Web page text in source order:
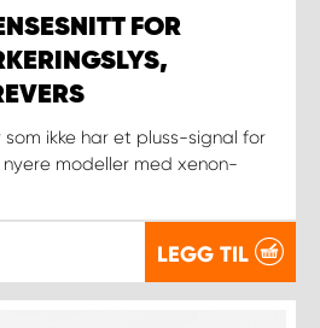
FOR
ikke har et pluss-signal for
nyere modeller med xenon-
LEGG TIL